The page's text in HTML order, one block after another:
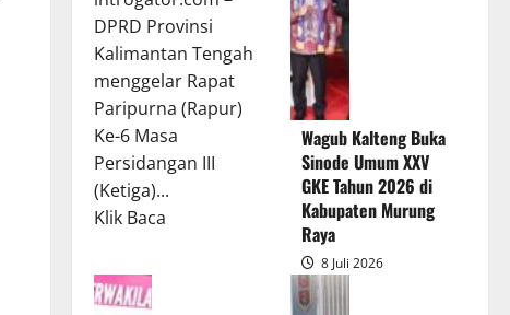
DPRD Provinsi
Kalimantan Tengah
menggelar Rapat
Paripurna (Rapur)
Ke-6 Masa
Persidangan III
(Ketiga)...
Klik BacaRead
Wagub Kalteng Buka
Sinode Umum XXV
GKE Tahun 2026 di
Kabupaten Murung
Raya
8 Juli 2026